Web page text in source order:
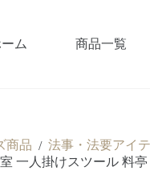
ム 商品一覧
商品 / 法事・法要アイ
一人掛けスツール 料